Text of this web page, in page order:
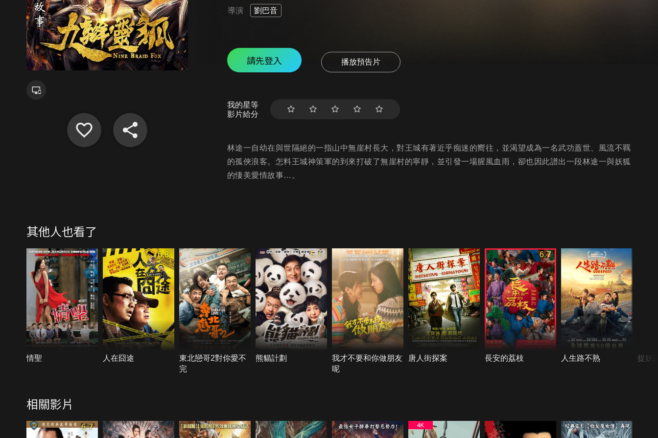
導演 劉巴音
請先登入 播放預告片
我的星等
影片給分
林途一自幼在與世隔絕的一指山中無崖村長大，對王城有著近乎痴迷的嚮往，並渴望成為一名武功蓋世、風流不羈
的孤俠浪客。怎料王城神策軍的到來打破了無崖村的寧靜，並引發一場腥風血雨，卻也因此譜出一段林途一與妖狐
的悽美愛情故事…。
其他人也看了
情聖
6.8
人在囧途
東北戀哥2對你愛不
完
5.1
熊貓計劃
我才不要和你做朋友
呢
唐人街探案
6.7
長安的荔枝 人生路不熟 捉妖
相關影片
6.7